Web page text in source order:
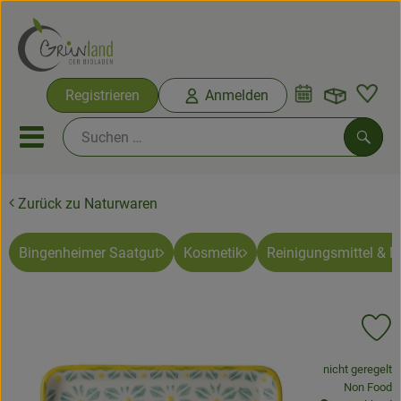
Registrieren Anmelden
Mobiles Menu öffnen oder
Ökokisten
Bio-Kochkisten
Obst & Gemüse
Zurück zu Naturwaren
Bingenheimer Saatgut Kosmetik Reinigungsmittel &
, Verband:
nicht geregelt
,Non Food